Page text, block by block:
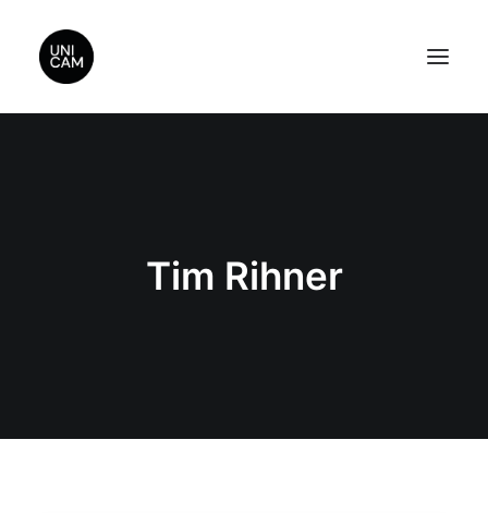
Tim Rihner